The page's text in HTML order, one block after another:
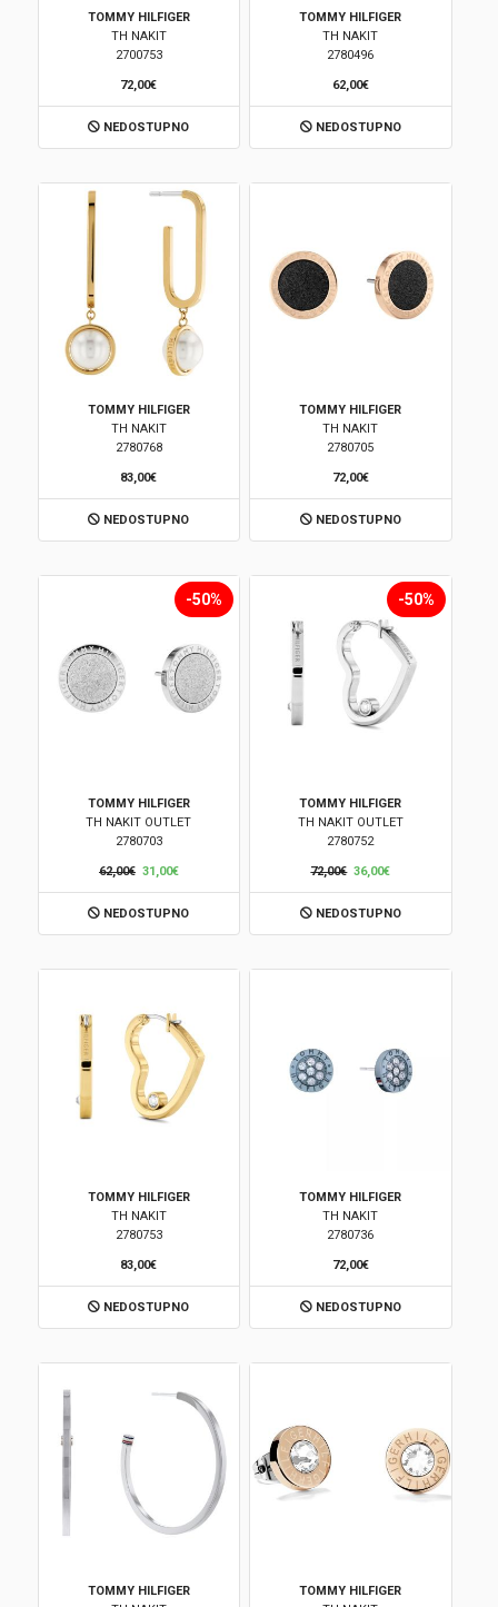
Prijava
Registracija
TOMMY HILFIGER
TH NAKIT
2700753
72,00€
NEDOSTUPNO
TOMMY HILFIGER
TH NAKIT
2780496
62,00€
NEDOSTUPNO
TOMMY HILFIGER
TH NAKIT
2780768
83,00€
NEDOSTUPNO
TOMMY HILFIGER
TH NAKIT
2780705
72,00€
NEDOSTUPNO
-50%
TOMMY HILFIGER
TH NAKIT OUTLET
2780703
62,00€ 31,00€
NEDOSTUPNO
-50%
TOMMY HILFIGER
TH NAKIT OUTLET
2780752
72,00€ 36,00€
NEDOSTUPNO
TOMMY HILFIGER
TH NAKIT
2780753
83,00€
NEDOSTUPNO
TOMMY HILFIGER
TH NAKIT
2780736
72,00€
NEDOSTUPNO
TOMMY HILFIGER
TOMMY HILFIGER